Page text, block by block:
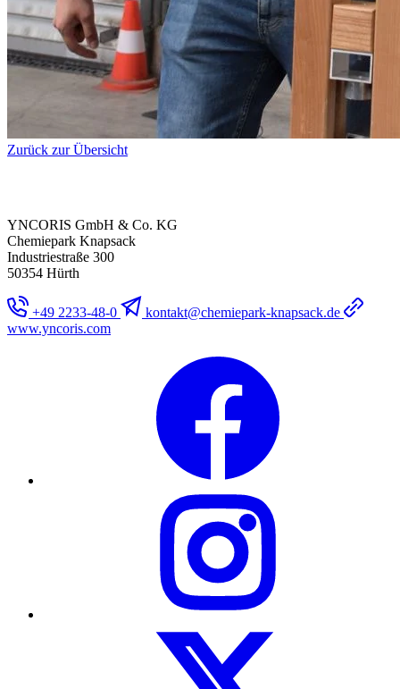
Zurück zur Übersicht
YNCORIS GmbH & Co. KG
Chemiepark Knapsack
Industriestraße 300
50354 Hürth
+49 2233-48-0
kontakt@chemiepark-knapsack.de
www.yncoris.com